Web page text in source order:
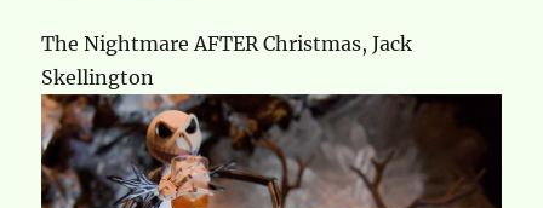
The Nightmare AFTER Christmas, Jack
Skellington